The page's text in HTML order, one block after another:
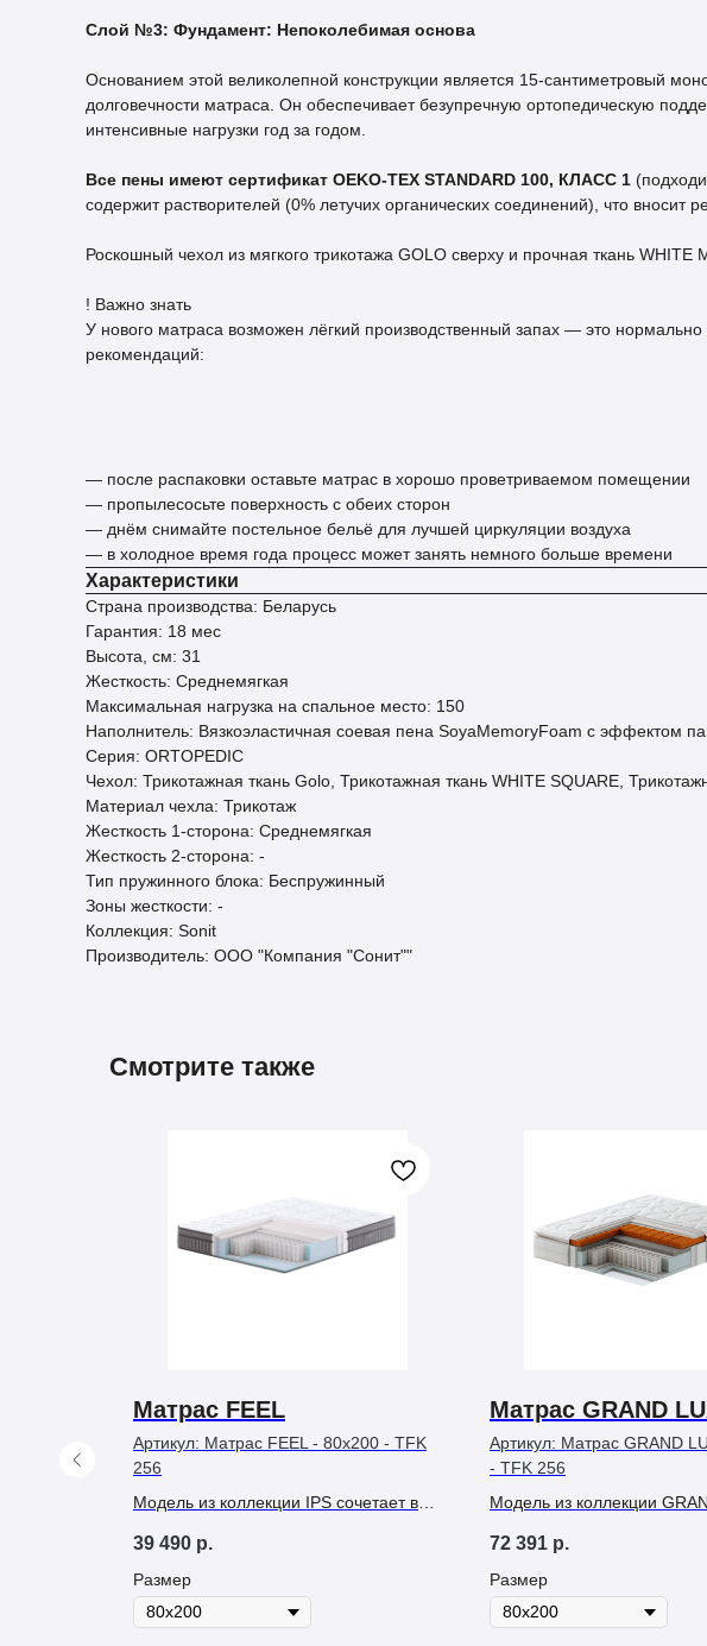
Слой №3: Фундамент: Непоколебимая основа
Основанием этой великолепной конструкции является 15-сантиметровый
долговечности матраса. Он обеспечивает безупречную ортопедическую
интенсивные нагрузки год за годом.
Все пены имеют сертификат OEKO-TEX STANDARD 100, КЛАСС 1
содержит растворителей (0% летучих органических соединений), что
Роскошный чехол из мягкого трикотажа GOLO сверху и прочная ткань
! Важно знать
У нового матраса возможен лёгкий производственный запах — это
рекомендаций:
— после распаковки оставьте матрас в хорошо проветриваемом помещении
— пропылесосьте поверхность с обеих сторон
— днём снимайте постельное бельё для лучшей циркуляции воздуха
— в холодное время года процесс может занять немного больше времени
Характеристики
Страна производства: Беларусь
Гарантия: 18 мес
Высота, см: 31
Жесткость: Среднемягкая
Максимальная нагрузка на спальное место: 150
Наполнитель: Вязкоэластичная соевая пена SoyaMemoryFoam с эффектом
Серия: ORTOPEDIC
Чехол: Трикотажная ткань Golo, Трикотажная ткань WHITE SQUARE,
Материал чехла: Трикотаж
Жесткость 1-сторона: Среднемягкая
Жесткость 2-сторона: -
Тип пружинного блока: Беспружинный
Зоны жесткости: -
Коллекция: Sonit
Производитель: ООО "Компания "Сонит""
Смотрите также
Матрас FEEL
Артикул: Матрас FEEL - 80х200 - TFK
256
Модель из коллекции IPS сочетает в
степенью жёсткости — среднюю и
среднежесткую. Она рассчитана на
нагрузку до 130 кг.
39 490 р.
Размер
Матрас GRAND
Артикул: Матрас GRAND
- TFK 256
Модель из коллекции
комфортную нагрузку на
место до 160 кг.
72 391 р.
Размер